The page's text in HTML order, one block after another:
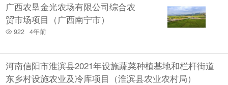
广西农垦金光农场有限公司综合农
贸市场项目（广西南宁市）
922 4年前
河南信阳市淮滨县2021年设施蔬菜种植基地和栏杆街道
东乡村设施农业及冷库项目（淮滨县农业农村局）